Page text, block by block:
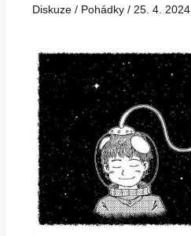
Diskuze / Pohádky / 25. 4. 2024